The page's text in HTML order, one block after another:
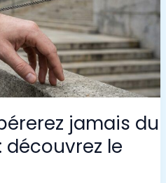
jamais du
le